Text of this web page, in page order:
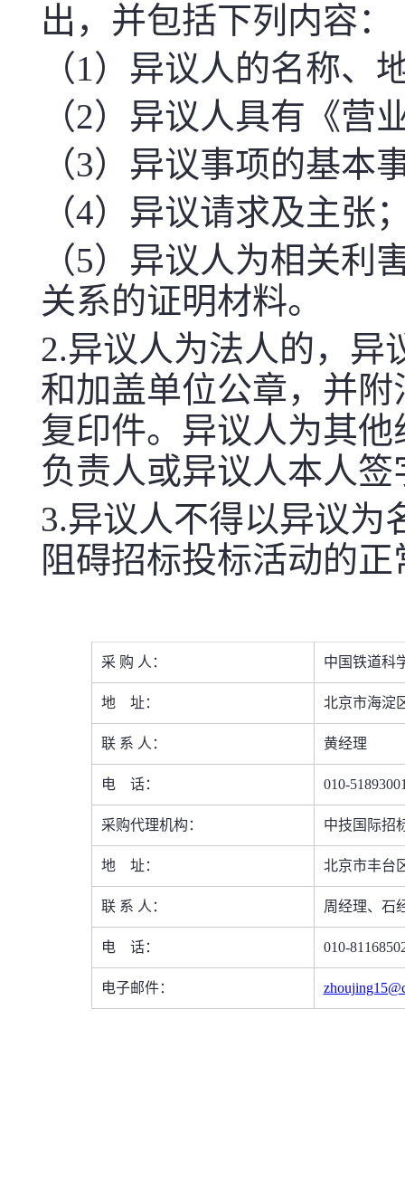
出，并包括下列内容：
（1）异议人的名称、
（2）异议人具有《营
（3）异议事项的基本
（4）异议请求及主张
（5）异议人为相关利
关系的证明材料。
2.异议人为法人的，异
和加盖单位公章，并
复印件。异议人为其
负责人或异议人本人
3.异议人不得以异议为
阻碍招标投标活动的
采 购 人： 中国铁道科
地 址： 北京市海淀
联 系 人： 黄经理
电 话： 010-
采购代理机构： 中技国际招
地 址： 北京市丰台
联 系 人： 周经理、石
电 话： 010-
电子邮件：